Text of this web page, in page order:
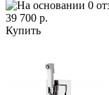
39 700 р.
Купить